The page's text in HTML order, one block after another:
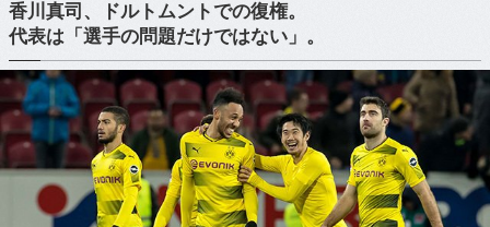
香川真司、ドルトムントでの復権。
代表は「選手の問題だけではない」。